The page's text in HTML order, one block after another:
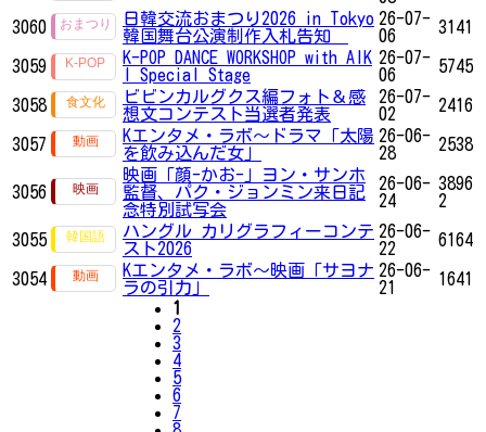
3060
日韓交流おまつり2026 in Tokyo
韓国舞台公演制作入札告知
26-07-
06
3141
3059
K-POP DANCE WORKSHOP with AIK
I Special Stage
26-07-
06
5745
3058
ビビンカルグクス編フォト＆感
想文コンテスト当選者発表
26-07-
02
2416
3057
Kエンタメ・ラボ～ドラマ「太陽
を飲み込んだ女」
26-06-
28
2538
3056
映画「顔-かお-」ヨン・サンホ
監督、パク・ジョンミン来日記
念特別試写会
26-06-
24
3896
2
3055
ハングル カリグラフィーコンテ
スト2026
26-06-
22
6164
3054
Kエンタメ・ラボ～映画「サヨナ
ラの引力」
26-06-
21
1641
1
2
3
4
5
6
7